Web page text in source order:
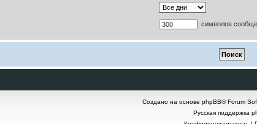
символов
Создано на основе phpBB® Forum
Русская поддержка